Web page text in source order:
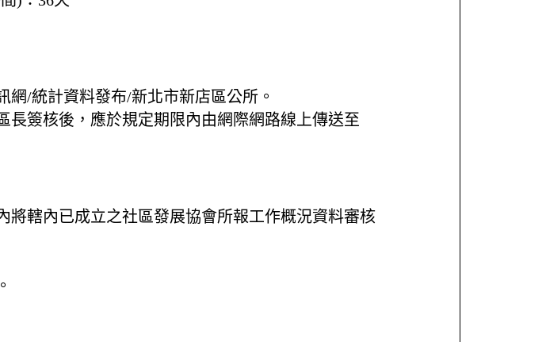
網/統計資料發布/新北市新店區公所。
長簽核後，應於規定期限內由網際網路線上傳送至
將轄內已成立之社區發展協會所報工作概況資料審核